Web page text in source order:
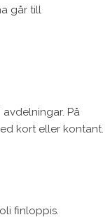
går till
På
kort eller kontant.
finloppis.